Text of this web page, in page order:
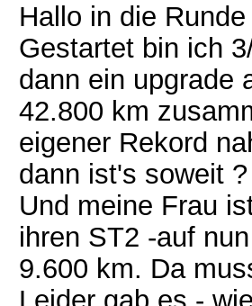
Hallo in die Runde
Gestartet bin ich
dann ein upgrade
42.800 km
eigener Rekord
dann ist's soweit ?
Und meine Frau
ihren ST2 -auf
9.600 km. Da
Leider gab es -